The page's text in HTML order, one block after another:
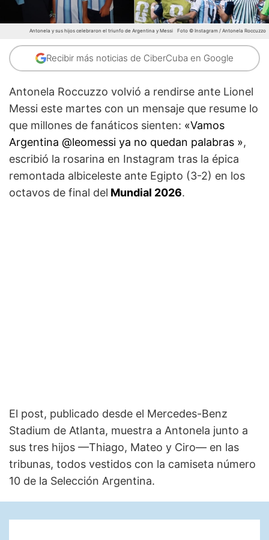
Antonela y sus hijos celebraron el triunfo de Argentina y Messi Foto © Instagram / Antonela Roccuzzo
Recibir más noticias de CiberCuba en Google
Antonela Roccuzzo volvió a rendirse ante Lionel
Messi este martes con un mensaje que resume lo
que millones de fanáticos sienten: «Vamos
Argentina @leomessi ya no quedan palabras »,
escribió la rosarina en Instagram tras la épica
remontada albiceleste ante Egipto (3-2) en los
octavos de final del Mundial 2026.
El post, publicado desde el Mercedes-Benz
Stadium de Atlanta, muestra a Antonela junto a
sus tres hijos —Thiago, Mateo y Ciro— en las
tribunas, todos vestidos con la camiseta número
10 de la Selección Argentina.